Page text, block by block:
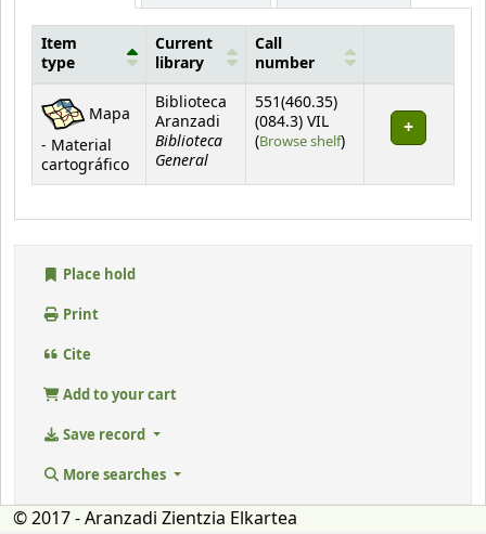
Holdings
Item
type
Current
library
Call
number
Mapa
- Material
cartográfico
Biblioteca
Aranzadi
Biblioteca
General
551(460.35)
(084.3) VIL
(Browse shelf(Opens below)
)
Place hold
Print
Cite
Add to your cart
Save record
More searches
© 2017 - Aranzadi Zientzia Elkartea